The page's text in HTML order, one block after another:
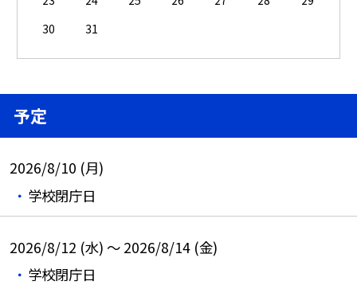
30
31
予定
2026/8/10 (月)
学校閉庁日
2026/8/12 (水) ～ 2026/8/14 (金)
学校閉庁日